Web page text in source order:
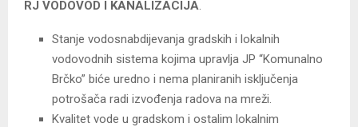
RJ VODOVOD I KANALIZACIJA.
Stanje vodosnabdijevanja gradskih i lokalnih
vodovodnih sistema kojima upravlja JP “Komunalno
Brčko” biće uredno i nema planiranih isključenja
potrošača radi izvođenja radova na mreži.
Kvalitet vode u gradskom i ostalim lokalnim